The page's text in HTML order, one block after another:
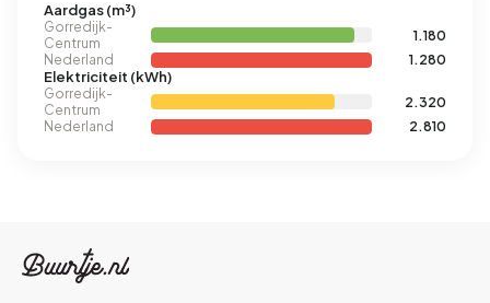
Aardgas (m³)
Gorredijk-
Centrum
1.180
Nederland
1.280
Elektriciteit (kWh)
Gorredijk-
Centrum
2.320
Nederland
2.810